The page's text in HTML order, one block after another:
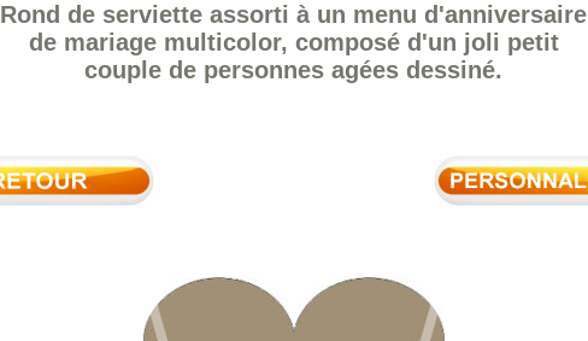
Rond de serviette assorti à un menu d'anniversaire
de mariage multicolor, composé d'un joli petit
couple de personnes agées dessiné.